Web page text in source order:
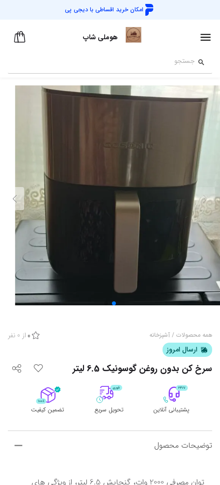
امکان خرید اقساطی با دیجی پی
هوملی شاپ
همه محصولات / آشپزخانه 0 از 0 نفر
ارسال امروز
سرخ کن بدون روغن گوسونیک 6.5 لیتر
پشتیبانی آنلاین تحویل سریع تضمین کیفیت
توضیحات محصول